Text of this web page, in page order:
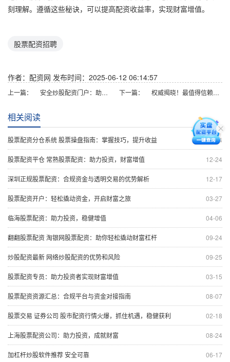
刻理解。遵循这些秘诀，可以提高配资收益率，实现财富增值。
股票配资招聘
作者：配资网 发布时间：2025-06-12 06:14:57
上一篇： 安全炒股配资门户：助你稳健获利 下一篇： 权威揭晓！最值得信赖的股票配资平台排行
相关阅读
10-04
股票配资分仓系统 股票操盘指南：掌握技巧，提升收益
12-24
股票配资平仓 常熟股票配资：助力投资，财富增值
12-17
深圳正规股票配资：合规资金与透明交易的优势解析
03-27
股票配资开户：轻松撬动资金，开启财富之旅
04-06
临海股票配资：助力投资，稳健增值
09-24
翻翻股票配资 淘银网股票配资：助你轻松撬动财富杠杆
09-25
炒股配资最新 网络炒股配资的优势和风险
03-15
股票配资专员：助力投资者实现财富增值
08-07
股票配资资源汇总：合规平台与资金对接指南
02-18
股票交易 证券公司 股市配资行情火爆，抓住机遇，稳健获利
08-24
上海股票配资公司：助力投资，成就财富
06-17
加杠杆炒股软件推荐 安全可靠